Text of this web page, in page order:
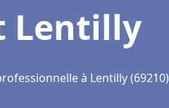
Lentilly
à Lentilly (69210)